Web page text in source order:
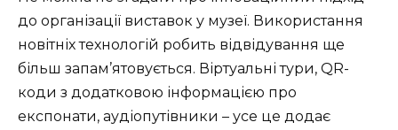
до організації виставок у музеї. Використання
новітніх технологій робить відвідування ще
більш запам’ятовується. Віртуальні тури, QR-
коди з додатковою інформацією про
експонати, аудіопутівники – усе це додає